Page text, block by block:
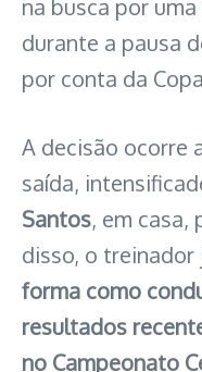
na busca por uma
durante a pausa
por conta da
A decisão ocorre
saída,
Santos, em casa,
disso, o
forma como
resultados
no Campeonato